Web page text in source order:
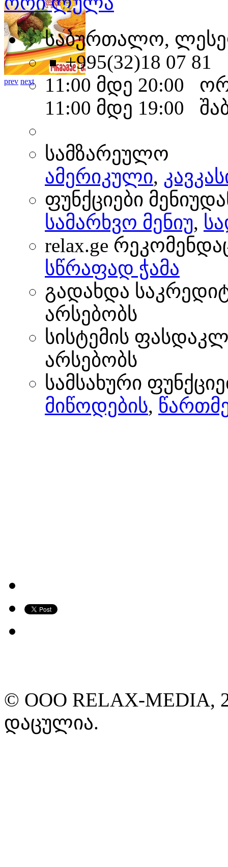
prev next
საბურთალო,
+995(32)18 07 81
11:00 მდე 20:00
11:00 მდე 19:00
სამზარეულო
ამერიკული,
ფუნქციები
სამარხვო მენიუ,
relax.ge
სწრაფად ჭამა
გადახდა
არსებობს
სისტემის
არსებობს
სამსახური
მიწოდების,
© ООО RELAX-MEDIA,
დაცულია.